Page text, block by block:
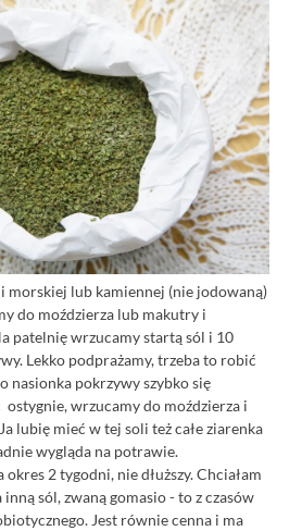
morskiej lub kamiennej (nie jodowaną)
do moździerza lub makutry i
patelnię wrzucamy startą sól i 10
Lekko podprażamy, trzeba to robić
nasionka pokrzywy szybko się
ostygnie, wrzucamy do moździerza i
lubię mieć w tej soli też całe ziarenka
wygląda na potrawie.
2 tygodni, nie dłuższy. Chciałam
sól, zwaną gomasio - to z czasów
Jest równie cenna i ma